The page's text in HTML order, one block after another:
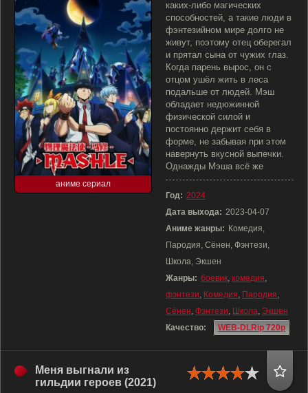
аниме сериал
каких-либо магических
способностей, а такие люди в
фэнтезийном мире долго не
живут, поэтому отец оберегал
и прятал сына от чужих глаз.
Когда парень вырос, он с
отцом ушёл жить в леса
подальше от людей. Мэш
обладает недюжинной
физической силой и
постоянно держит себя в
форме, не забывая при этом
навернуть вкусной выпечки.
Однажды Мэша всё же
Год: 2024
Дата выхода: 2023-04-07
Аниме жанры: Комедия,
Пародия, Сёнен, Фэнтези,
Школа, Экшен
Жанры: боевик, комедия,
фэнтези, Комедия, Пародия,
Сёнен, Фэнтези, Школа, Экшен
Качество:
WEB-DLRip 720p
Меня выгнали из
гильдии героев (2021)